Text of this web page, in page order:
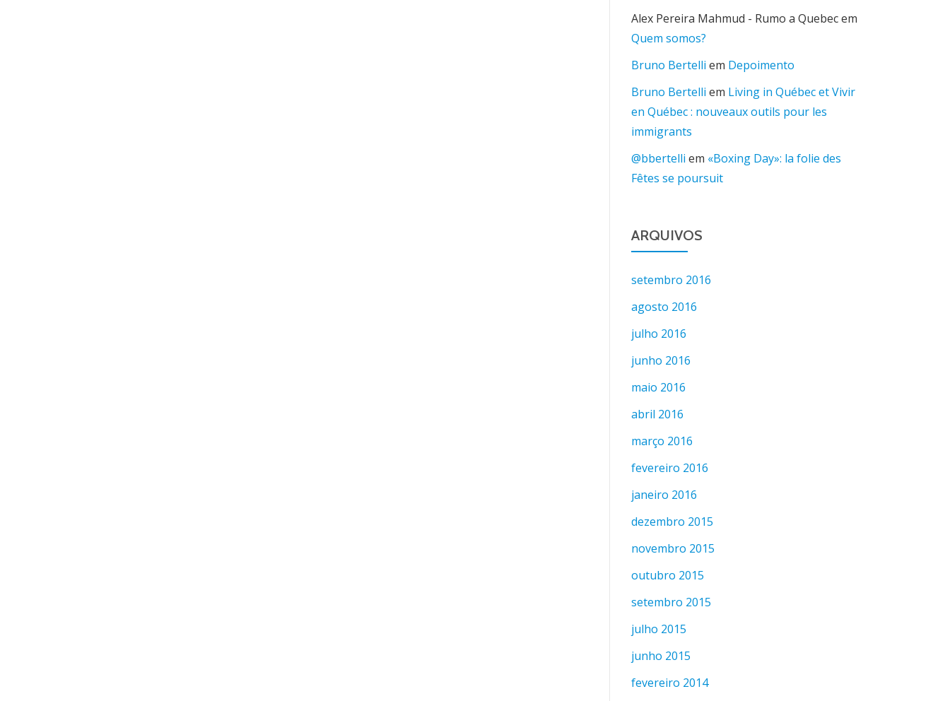
Alex Pereira Mahmud - Rumo a Quebecem
Quem somos?
Bruno Bertelli em Depoimento
Bruno Bertelli em Living in Québec et Vivir
en Québec : nouveaux outils pour les
immigrants
@bbertelli em «Boxing Day»: la folie des
Fêtes se poursuit
ARQUIVOS
setembro 2016
agosto 2016
julho 2016
junho 2016
maio 2016
abril 2016
março 2016
fevereiro 2016
janeiro 2016
dezembro 2015
novembro 2015
outubro 2015
setembro 2015
julho 2015
junho 2015
fevereiro 2014